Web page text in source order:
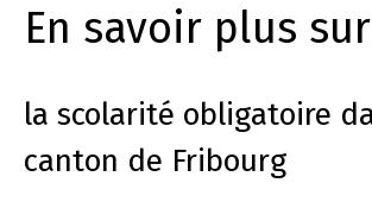
En savoir plus sur
la scolarité obligatoire
canton de Fribourg